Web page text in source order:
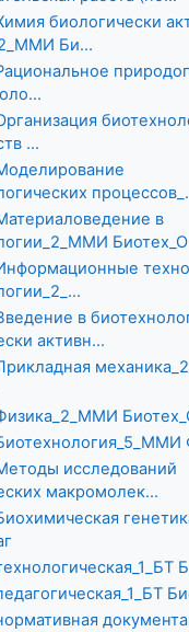
биологически
Би...
...
в
Биотех_О
в
активн...
исследований
макромолек...